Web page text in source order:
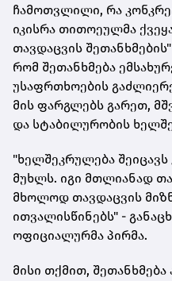
ჩამოთვლილი, რა
იკისრა თითოეულმა
თავდაცვის
რომ შეთანხმება
უსაფრთხოების
მის ფარგლებს გარეთ,
და სტაბილურობის
"ხელშეკრულება
მუხლს. იგი მთლიანად
მხოლოდ თავდაცვის
ითვალისწინებს" -
ოფიციალურმა პირმა.
მისი თქმით,